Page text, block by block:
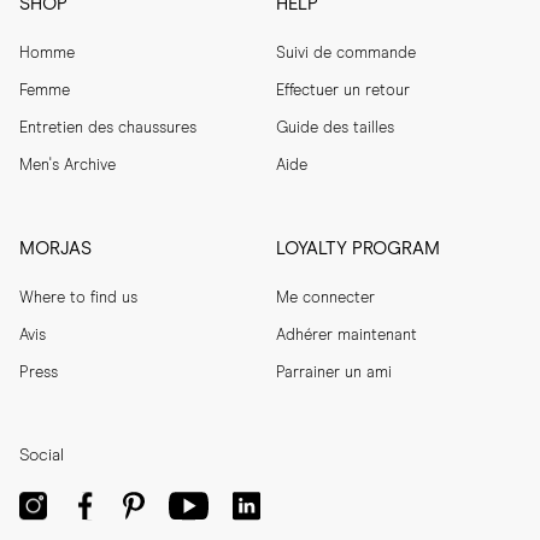
SHOP
Homme
Femme
Entretien des chaussures
Men's Archive
HELP
Suivi de commande
Effectuer un retour
Guide des tailles
Aide
MORJAS
Where to find us
Avis
Press
LOYALTY PROGRAM
Me connecter
Adhérer maintenant
Parrainer un ami
Social